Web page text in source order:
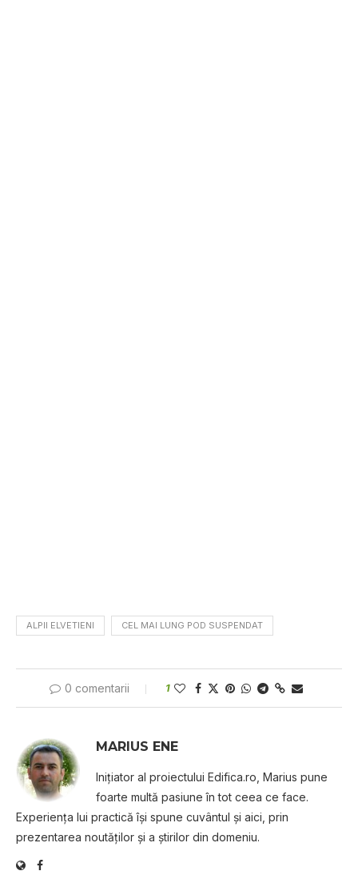
ALPII ELVETIENI CEL MAI LUNG POD SUSPENDAT
0 comentarii 1
MARIUS ENE
Iniţiator al proiectului Edifica.ro, Marius pune
foarte multă pasiune în tot ceea ce face.
Experienţa lui practică îşi spune cuvântul şi aici, prin
prezentarea noutăţilor şi a ştirilor din domeniu.